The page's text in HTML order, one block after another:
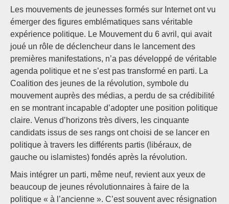
Les mouvements de jeunesses formés sur Internet ont vu
émerger des figures emblématiques sans véritable
expérience politique. Le Mouvement du 6 avril, qui avait
joué un rôle de déclencheur dans le lancement des
premières manifestations, n’a pas développé de véritable
agenda politique et ne s’est pas transformé en parti. La
Coalition des jeunes de la révolution, symbole du
mouvement auprès des médias, a perdu de sa crédibilité
en se montrant incapable d’adopter une position politique
claire. Venus d’horizons très divers, les cinquante
candidats issus de ses rangs ont choisi de se lancer en
politique à travers les différents partis (libéraux, de
gauche ou islamistes) fondés après la révolution.
Mais intégrer un parti, même neuf, revient aux yeux de
beaucoup de jeunes révolutionnaires à faire de la
politique « à l’ancienne ». C’est souvent avec résignation